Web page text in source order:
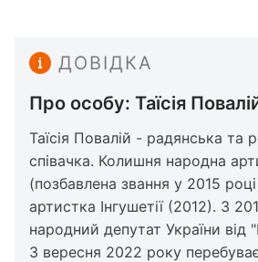
ДОВІДКА
Про особу: Таїсія
Таїсія Повалій - радянська та
співачка. Колишня народна
(позбавлена звання у 2015
артистка Інгушетії (2012). З
народний депутат України від
З вересня 2022 року